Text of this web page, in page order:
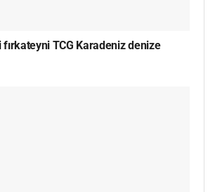
fırkateyni TCG Karadeniz denize